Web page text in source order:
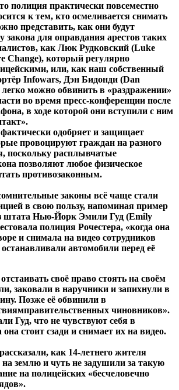
полиция практически повсеместно
к тем, кто осмеливается снимать
представить, как они будут
закона для оправдания арестов таких
как Люк Рудковский (Luke
Change), который регулярно
или, как наш собственный
Infowars, Дэн Бидонди (Dan
можно обвинить в «раздражении»
во время пресс-конференции после
в ходе которой они вступили с ним
одобряет и защищает
провоцируют граждан на разного
поскольку расплывчатые
позволяют любое физическое
противозаконным.
законы всё чаще стали
в свою пользу, напоминая пример
штата Нью-Йорк Эмили Гуд (Emily
полиция Рочестера, «когда она
и снимала на видео сотрудников
автомобили перед её
своё право стоять на своём
заковали в наручники и запихнули в
Позже её обвинили в
правительственных чиновников».
Гуд, что не чувствуют себя в
она стоит сзади и снимает их на видео.
как 14-летнего жителя
землю и чуть не задушили за такую
на полицейских «бесчеловечно